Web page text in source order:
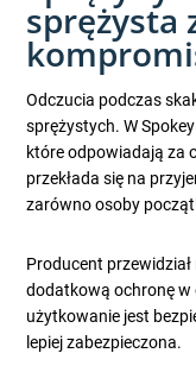
sprężysta
Odczucia podczas
sprężystych. W
które odpowiadają za
przekłada się na
zarówno osoby
Producent
dodatkową ochronę w
użytkowanie jest
lepiej zabezpieczona.